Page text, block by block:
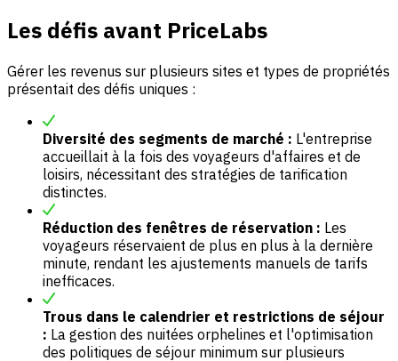
Les défis avant PriceLabs
Gérer les revenus sur plusieurs sites et types de propriétés
présentait des défis uniques :
Diversité des segments de marché : L'entreprise
accueillait à la fois des voyageurs d'affaires et de
loisirs, nécessitant des stratégies de tarification
distinctes.
Réduction des fenêtres de réservation : Les
voyageurs réservaient de plus en plus à la dernière
minute, rendant les ajustements manuels de tarifs
inefficaces.
Trous dans le calendrier et restrictions de séjour
: La gestion des nuitées orphelines et l'optimisation
des politiques de séjour minimum sur plusieurs